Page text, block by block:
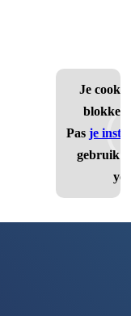
Je cookie
Pas je
gebruik